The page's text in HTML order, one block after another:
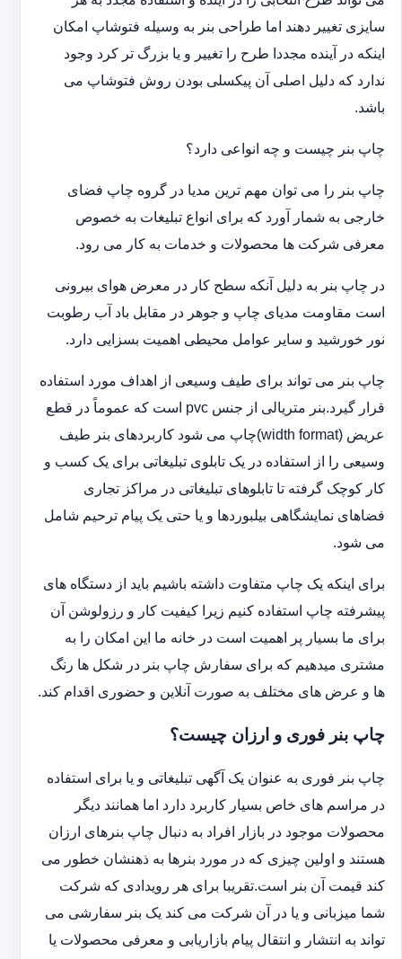
سایزی تغییر دهند اما طراحی بنر به وسیله فتوشاپ امکان
اینکه در آینده مجددا طرح را تغییر و یا بزرگ تر کرد وجود
ندارد که دلیل اصلی آن پیکسلی بودن روش فتوشاپ می
باشد.
چاپ بنر چیست و چه انواعی دارد؟
چاپ بنر را می توان مهم ترین مدیا در گروه چاپ فضای
خارجی به شمار آورد که برای انواع تبلیغات به خصوص
معرفی شرکت ها محصولات و خدمات به کار می رود.
در چاپ بنر به دلیل آنکه سطح کار در معرض هوای بیرونی
است مقاومت مدیای چاپ و جوهر در مقابل باد آب رطوبت
نور خورشید و سایر عوامل محیطی اهمیت بسزایی دارد.
چاپ بنر می تواند برای طیف وسیعی از اهداف مورد استفاده
قرار گیرد.بنر متریالی از جنس pvc است که عموماً در قطع
عریض (width format)چاپ می شود کاربردهای بنر طیف
وسیعی را از استفاده در یک تابلوی تبلیغاتی برای یک کسب و
کار کوچک گرفته تا تابلوهای تبلیغاتی در مراکز تجاری
فضاهای نمایشگاهی بیلبوردها و یا حتی یک پیام ترحیم شامل
می شود.
برای اینکه یک چاپ متفاوت داشته باشیم باید از دستگاه های
پیشرفته چاپ استفاده کنیم زیرا کیفیت کار و رزولوشن آن
برای ما بسیار پر اهمیت است در خانه ما این امکان را به
مشتری میدهیم که برای سفارش چاپ بنر در شکل ها رنگ
ها و عرض های مختلف به صورت آنلاین و حضوری اقدام کند.
چاپ بنر فوری و ارزان چیست؟
چاپ بنر فوری به عنوان یک آگهی تبلیغاتی و یا برای استفاده
در مراسم های خاص بسیار کاربرد دارد اما همانند دیگر
محصولات موجود در بازار افراد به دنبال چاپ بنرهای ارزان
هستند و اولین چیزی که در مورد بنرها به ذهنشان خطور می
کند قیمت آن بنر است.تقریبا برای هر رویدادی که شرکت
شما میزبانی و یا در آن شرکت می کند یک بنر سفارشی می
تواند به انتشار و انتقال پیام بازاریابی و معرفی محصولات یا